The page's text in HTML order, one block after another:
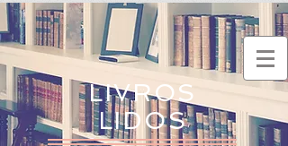
LIVROS
LIDOS